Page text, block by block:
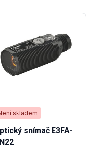
skladem
snímač E3FA-